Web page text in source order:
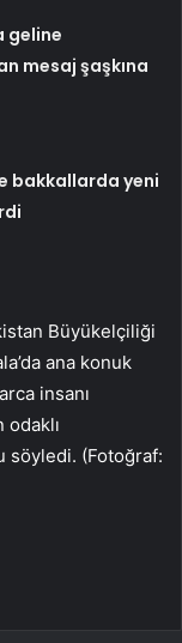
geline
mesaj şaşkına
bakkallarda yeni
Büyükelçiliği
ana konuk
insanı
odaklı
söyledi. (Fotoğraf: